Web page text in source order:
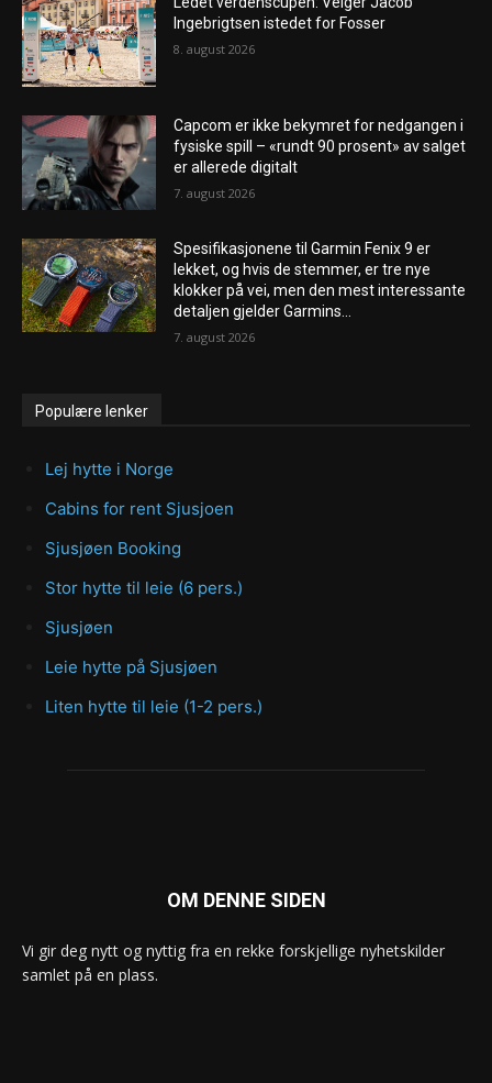
Ingebrigtsen istedet for Fosser
8. august 2026
Capcom er ikke bekymret for nedgangen i
fysiske spill – «rundt 90 prosent» av salget
er allerede digitalt
7. august 2026
Spesifikasjonene til Garmin Fenix ​​9 er
lekket, og hvis de stemmer, er tre nye
klokker på vei, men den mest interessante
detaljen gjelder Garmins...
7. august 2026
Populære lenker
Lej hytte i Norge
Cabins for rent Sjusjoen
Sjusjøen Booking
Stor hytte til leie (6 pers.)
Sjusjøen
Leie hytte på Sjusjøen
Liten hytte til leie (1-2 pers.)
OM DENNE SIDEN
Vi gir deg nytt og nyttig fra en rekke forskjellige nyhetskilder
samlet på en plass.